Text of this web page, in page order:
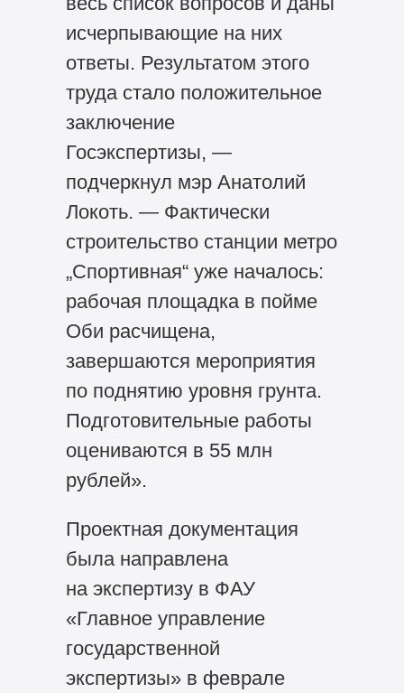
исчерпывающие на них
ответы. Результатом этого
труда стало положительное
заключение
Госэкспертизы, —
подчеркнул мэр Анатолий
Локоть. — Фактически
строительство станции метро
„Спортивная“ уже началось:
рабочая площадка в пойме
Оби расчищена,
завершаются мероприятия
по поднятию уровня грунта.
Подготовительные работы
оцениваются в 55 млн
рублей».
Проектная документация
была направлена
на экспертизу в ФАУ
«Главное управление
государственной
экспертизы» в феврале